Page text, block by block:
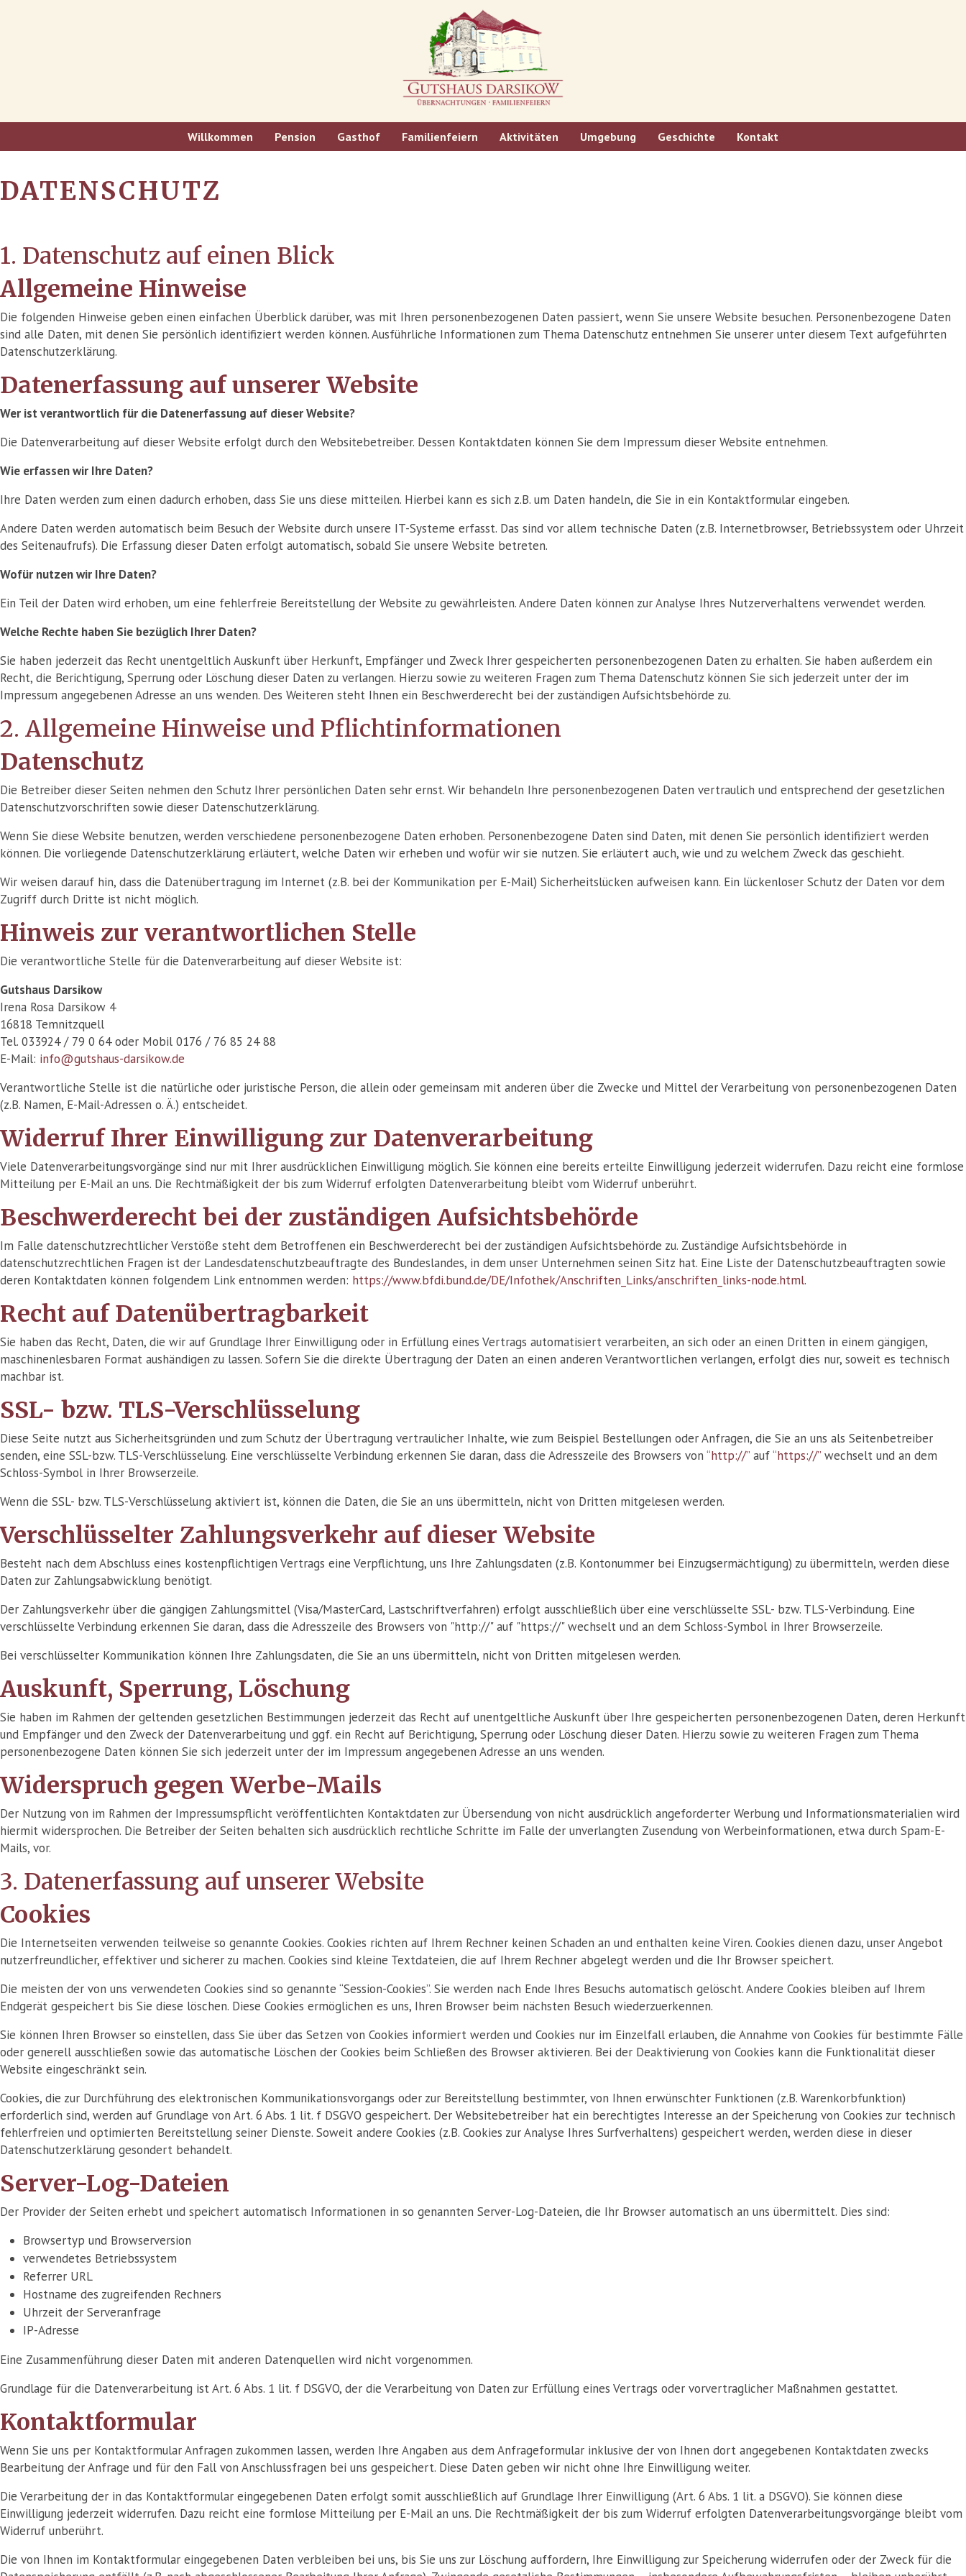
Willkommen Pension Gasthof Familienfeiern Aktivitäten Umgebung Geschichte Kontakt
DATENSCHUTZ
1. Datenschutz auf einen Blick
Allgemeine Hinweise
Die folgenden Hinweise geben einen einfachen Überblick darüber, was mit Ihren personenbezogenen Daten passiert, wenn Sie unsere Website besuchen. Personenbezogene Daten
sind alle Daten, mit denen Sie persönlich identifiziert werden können. Ausführliche Informationen zum Thema Datenschutz entnehmen Sie unserer unter diesem Text aufgeführten
Datenschutzerklärung.
Datenerfassung auf unserer Website
Wer ist verantwortlich für die Datenerfassung auf dieser Website?
Die Datenverarbeitung auf dieser Website erfolgt durch den Websitebetreiber. Dessen Kontaktdaten können Sie dem Impressum dieser Website entnehmen.
Wie erfassen wir Ihre Daten?
Ihre Daten werden zum einen dadurch erhoben, dass Sie uns diese mitteilen. Hierbei kann es sich z.B. um Daten handeln, die Sie in ein Kontaktformular eingeben.
Andere Daten werden automatisch beim Besuch der Website durch unsere IT-Systeme erfasst. Das sind vor allem technische Daten (z.B. Internetbrowser, Betriebssystem oder Uhrzeit
des Seitenaufrufs). Die Erfassung dieser Daten erfolgt automatisch, sobald Sie unsere Website betreten.
Wofür nutzen wir Ihre Daten?
Ein Teil der Daten wird erhoben, um eine fehlerfreie Bereitstellung der Website zu gewährleisten. Andere Daten können zur Analyse Ihres Nutzerverhaltens verwendet werden.
Welche Rechte haben Sie bezüglich Ihrer Daten?
Sie haben jederzeit das Recht unentgeltlich Auskunft über Herkunft, Empfänger und Zweck Ihrer gespeicherten personenbezogenen Daten zu erhalten. Sie haben außerdem ein
Recht, die Berichtigung, Sperrung oder Löschung dieser Daten zu verlangen. Hierzu sowie zu weiteren Fragen zum Thema Datenschutz können Sie sich jederzeit unter der im
Impressum angegebenen Adresse an uns wenden. Des Weiteren steht Ihnen ein Beschwerderecht bei der zuständigen Aufsichtsbehörde zu.
2. Allgemeine Hinweise und Pflichtinformationen
Datenschutz
Die Betreiber dieser Seiten nehmen den Schutz Ihrer persönlichen Daten sehr ernst. Wir behandeln Ihre personenbezogenen Daten vertraulich und entsprechend der gesetzlichen
Datenschutzvorschriften sowie dieser Datenschutzerklärung.
Wenn Sie diese Website benutzen, werden verschiedene personenbezogene Daten erhoben. Personenbezogene Daten sind Daten, mit denen Sie persönlich identifiziert werden
können. Die vorliegende Datenschutzerklärung erläutert, welche Daten wir erheben und wofür wir sie nutzen. Sie erläutert auch, wie und zu welchem Zweck das geschieht.
Wir weisen darauf hin, dass die Datenübertragung im Internet (z.B. bei der Kommunikation per E-Mail) Sicherheitslücken aufweisen kann. Ein lückenloser Schutz der Daten vor dem
Zugriff durch Dritte ist nicht möglich.
Hinweis zur verantwortlichen Stelle
Die verantwortliche Stelle für die Datenverarbeitung auf dieser Website ist:
Gutshaus Darsikow
Irena Rosa Darsikow 4
16818 Temnitzquell
Tel. 033924 / 79 0 64 oder Mobil 0176 / 76 85 24 88
E-Mail: info@gutshaus-darsikow.de
Verantwortliche Stelle ist die natürliche oder juristische Person, die allein oder gemeinsam mit anderen über die Zwecke und Mittel der Verarbeitung von personenbezogenen Daten
(z.B. Namen, E-Mail-Adressen o. Ä.) entscheidet.
Widerruf Ihrer Einwilligung zur Datenverarbeitung
Viele Datenverarbeitungsvorgänge sind nur mit Ihrer ausdrücklichen Einwilligung möglich. Sie können eine bereits erteilte Einwilligung jederzeit widerrufen. Dazu reicht eine formlose
Mitteilung per E-Mail an uns. Die Rechtmäßigkeit der bis zum Widerruf erfolgten Datenverarbeitung bleibt vom Widerruf unberührt.
Beschwerderecht bei der zuständigen Aufsichtsbehörde
Im Falle datenschutzrechtlicher Verstöße steht dem Betroffenen ein Beschwerderecht bei der zuständigen Aufsichtsbehörde zu. Zuständige Aufsichtsbehörde in
datenschutzrechtlichen Fragen ist der Landesdatenschutzbeauftragte des Bundeslandes, in dem unser Unternehmen seinen Sitz hat. Eine Liste der Datenschutzbeauftragten sowie
deren Kontaktdaten können folgendem Link entnommen werden: https://www.bfdi.bund.de/DE/Infothek/Anschriften_Links/anschriften_links-node.html.
Recht auf Datenübertragbarkeit
Sie haben das Recht, Daten, die wir auf Grundlage Ihrer Einwilligung oder in Erfüllung eines Vertrags automatisiert verarbeiten, an sich oder an einen Dritten in einem gängigen,
maschinenlesbaren Format aushändigen zu lassen. Sofern Sie die direkte Übertragung der Daten an einen anderen Verantwortlichen verlangen, erfolgt dies nur, soweit es technisch
machbar ist.
SSL- bzw. TLS-Verschlüsselung
Diese Seite nutzt aus Sicherheitsgründen und zum Schutz der Übertragung vertraulicher Inhalte, wie zum Beispiel Bestellungen oder Anfragen, die Sie an uns als Seitenbetreiber
senden, eine SSL-bzw. TLS-Verschlüsselung. Eine verschlüsselte Verbindung erkennen Sie daran, dass die Adresszeile des Browsers von “http://” auf “https://” wechselt und an dem
Schloss-Symbol in Ihrer Browserzeile.
Wenn die SSL- bzw. TLS-Verschlüsselung aktiviert ist, können die Daten, die Sie an uns übermitteln, nicht von Dritten mitgelesen werden.
Verschlüsselter Zahlungsverkehr auf dieser Website
Besteht nach dem Abschluss eines kostenpflichtigen Vertrags eine Verpflichtung, uns Ihre Zahlungsdaten (z.B. Kontonummer bei Einzugsermächtigung) zu übermitteln, werden diese
Daten zur Zahlungsabwicklung benötigt.
Der Zahlungsverkehr über die gängigen Zahlungsmittel (Visa/MasterCard, Lastschriftverfahren) erfolgt ausschließlich über eine verschlüsselte SSL- bzw. TLS-Verbindung. Eine
verschlüsselte Verbindung erkennen Sie daran, dass die Adresszeile des Browsers von "http://" auf "https://" wechselt und an dem Schloss-Symbol in Ihrer Browserzeile.
Bei verschlüsselter Kommunikation können Ihre Zahlungsdaten, die Sie an uns übermitteln, nicht von Dritten mitgelesen werden.
Auskunft, Sperrung, Löschung
Sie haben im Rahmen der geltenden gesetzlichen Bestimmungen jederzeit das Recht auf unentgeltliche Auskunft über Ihre gespeicherten personenbezogenen Daten, deren Herkunft
und Empfänger und den Zweck der Datenverarbeitung und ggf. ein Recht auf Berichtigung, Sperrung oder Löschung dieser Daten. Hierzu sowie zu weiteren Fragen zum Thema
personenbezogene Daten können Sie sich jederzeit unter der im Impressum angegebenen Adresse an uns wenden.
Widerspruch gegen Werbe-Mails
Der Nutzung von im Rahmen der Impressumspflicht veröffentlichten Kontaktdaten zur Übersendung von nicht ausdrücklich angeforderter Werbung und Informationsmaterialien wird
hiermit widersprochen. Die Betreiber der Seiten behalten sich ausdrücklich rechtliche Schritte im Falle der unverlangten Zusendung von Werbeinformationen, etwa durch Spam-E-
Mails, vor.
3. Datenerfassung auf unserer Website
Cookies
Die Internetseiten verwenden teilweise so genannte Cookies. Cookies richten auf Ihrem Rechner keinen Schaden an und enthalten keine Viren. Cookies dienen dazu, unser Angebot
nutzerfreundlicher, effektiver und sicherer zu machen. Cookies sind kleine Textdateien, die auf Ihrem Rechner abgelegt werden und die Ihr Browser speichert.
Die meisten der von uns verwendeten Cookies sind so genannte “Session-Cookies”. Sie werden nach Ende Ihres Besuchs automatisch gelöscht. Andere Cookies bleiben auf Ihrem
Endgerät gespeichert bis Sie diese löschen. Diese Cookies ermöglichen es uns, Ihren Browser beim nächsten Besuch wiederzuerkennen.
Sie können Ihren Browser so einstellen, dass Sie über das Setzen von Cookies informiert werden und Cookies nur im Einzelfall erlauben, die Annahme von Cookies für bestimmte Fälle
oder generell ausschließen sowie das automatische Löschen der Cookies beim Schließen des Browser aktivieren. Bei der Deaktivierung von Cookies kann die Funktionalität dieser
Website eingeschränkt sein.
Cookies, die zur Durchführung des elektronischen Kommunikationsvorgangs oder zur Bereitstellung bestimmter, von Ihnen erwünschter Funktionen (z.B. Warenkorbfunktion)
erforderlich sind, werden auf Grundlage von Art. 6 Abs. 1 lit. f DSGVO gespeichert. Der Websitebetreiber hat ein berechtigtes Interesse an der Speicherung von Cookies zur technisch
fehlerfreien und optimierten Bereitstellung seiner Dienste. Soweit andere Cookies (z.B. Cookies zur Analyse Ihres Surfverhaltens) gespeichert werden, werden diese in dieser
Datenschutzerklärung gesondert behandelt.
Server-Log-Dateien
Der Provider der Seiten erhebt und speichert automatisch Informationen in so genannten Server-Log-Dateien, die Ihr Browser automatisch an uns übermittelt. Dies sind:
Browsertyp und Browserversion
verwendetes Betriebssystem
Referrer URL
Hostname des zugreifenden Rechners
Uhrzeit der Serveranfrage
IP-Adresse
Eine Zusammenführung dieser Daten mit anderen Datenquellen wird nicht vorgenommen.
Grundlage für die Datenverarbeitung ist Art. 6 Abs. 1 lit. f DSGVO, der die Verarbeitung von Daten zur Erfüllung eines Vertrags oder vorvertraglicher Maßnahmen gestattet.
Kontaktformular
Wenn Sie uns per Kontaktformular Anfragen zukommen lassen, werden Ihre Angaben aus dem Anfrageformular inklusive der von Ihnen dort angegebenen Kontaktdaten zwecks
Bearbeitung der Anfrage und für den Fall von Anschlussfragen bei uns gespeichert. Diese Daten geben wir nicht ohne Ihre Einwilligung weiter.
Die Verarbeitung der in das Kontaktformular eingegebenen Daten erfolgt somit ausschließlich auf Grundlage Ihrer Einwilligung (Art. 6 Abs. 1 lit. a DSGVO). Sie können diese
Einwilligung jederzeit widerrufen. Dazu reicht eine formlose Mitteilung per E-Mail an uns. Die Rechtmäßigkeit der bis zum Widerruf erfolgten Datenverarbeitungsvorgänge bleibt vom
Widerruf unberührt.
Die von Ihnen im Kontaktformular eingegebenen Daten verbleiben bei uns, bis Sie uns zur Löschung auffordern, Ihre Einwilligung zur Speicherung widerrufen oder der Zweck für die